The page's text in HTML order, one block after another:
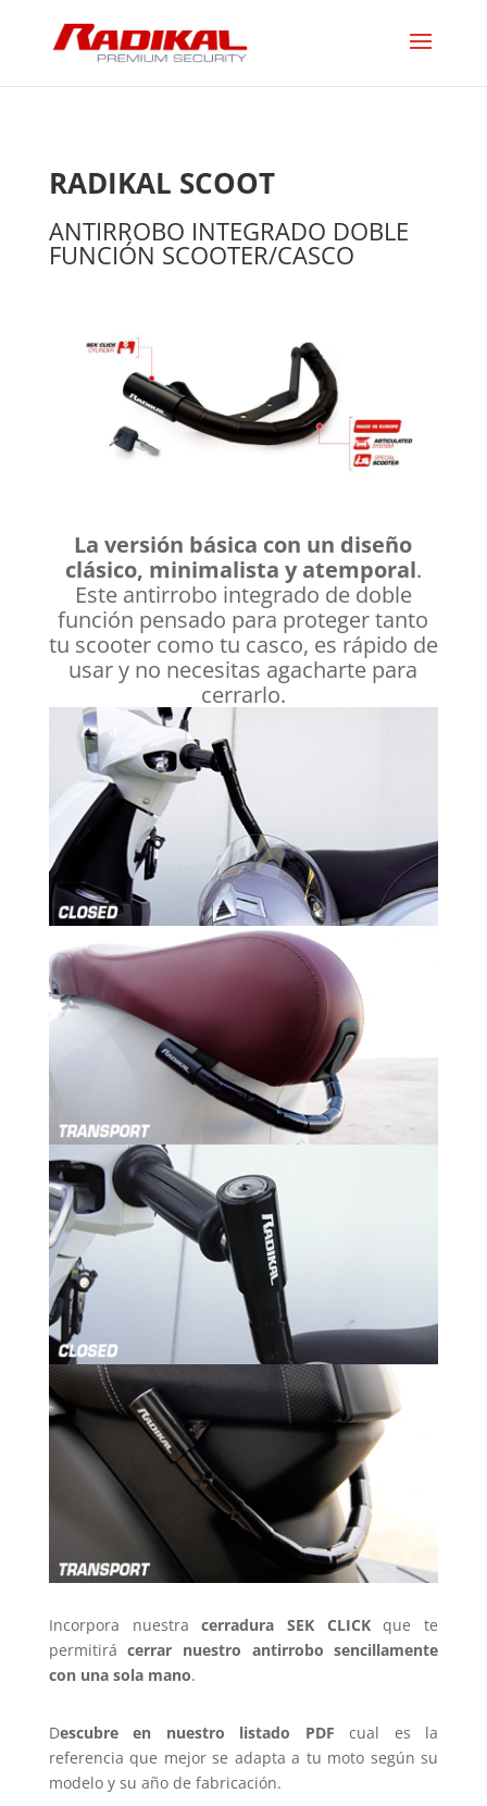
RADIKAL SCOOT
ANTIRROBO INTEGRADO DOBLE
FUNCIÓN SCOOTER/CASCO
La versión básica con un diseño
clásico, minimalista y atemporal.
Este antirrobo integrado de doble
función pensado para proteger tanto
tu scooter como tu casco, es rápido de
usar y no necesitas agacharte para
cerrarlo.
Incorpora nuestracerradura SEK CLICKque te
permitirácerrar nuestro antirrobo sencillamente
con una sola mano.
Descubre en nuestro listado PDF cual es la
referencia que mejor se adapta a tu moto según su
modelo y su año de fabricación.